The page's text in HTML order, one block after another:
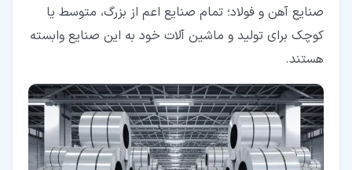
صنایع آهن و فولاد؛ تمام صنایع اعم از بزرگ، متوسط یا
کوچک برای تولید و ماشین آلات خود به این صنایع وابسته
هستند.